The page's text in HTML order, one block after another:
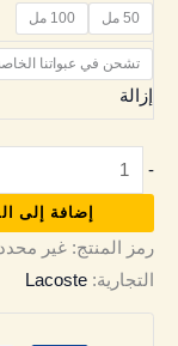
50 مل 100 مل
تشحن في عبواتنا
إزالة
-
إضافة إلى
رمز المنتج: غير محدد
التجارية: Lacoste